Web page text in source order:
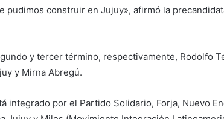
pudimos construir en Jujuy», afirmó la
y tercer término, respectivamente, Rodolfo
y Mirna Abregú.
integrado por el Partido Solidario, Forja, Nuevo